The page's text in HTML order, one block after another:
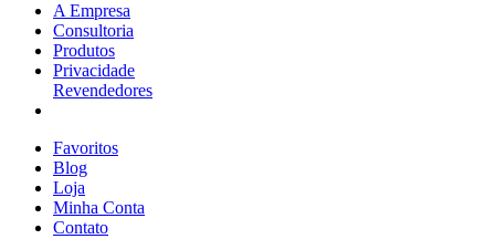
A Empresa
Consultoria
Produtos
Privacidade
Revendedores
Favoritos
Blog
Loja
Minha Conta
Contato